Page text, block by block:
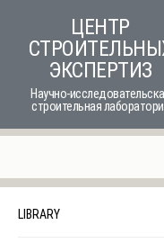
content
ЦЕНТР
ЭКСПЕРТИЗ
Научно-
строительная
LIBRARY